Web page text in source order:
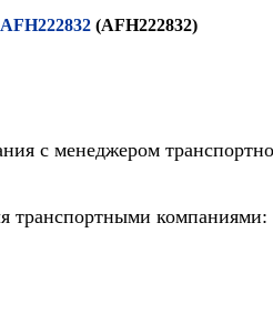
(AFH222832)
с менеджером
транспортными компаниями: